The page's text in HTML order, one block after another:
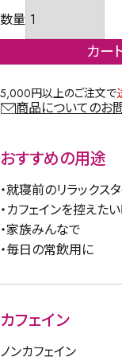
カー
5,000円以上のご注文で
商品についてのお
おすすめの用途
・就寝前のリラックス
・カフェインを控えた
・家族みんなで
・毎日の常飲用に
カフェイン
ノンカフェイン